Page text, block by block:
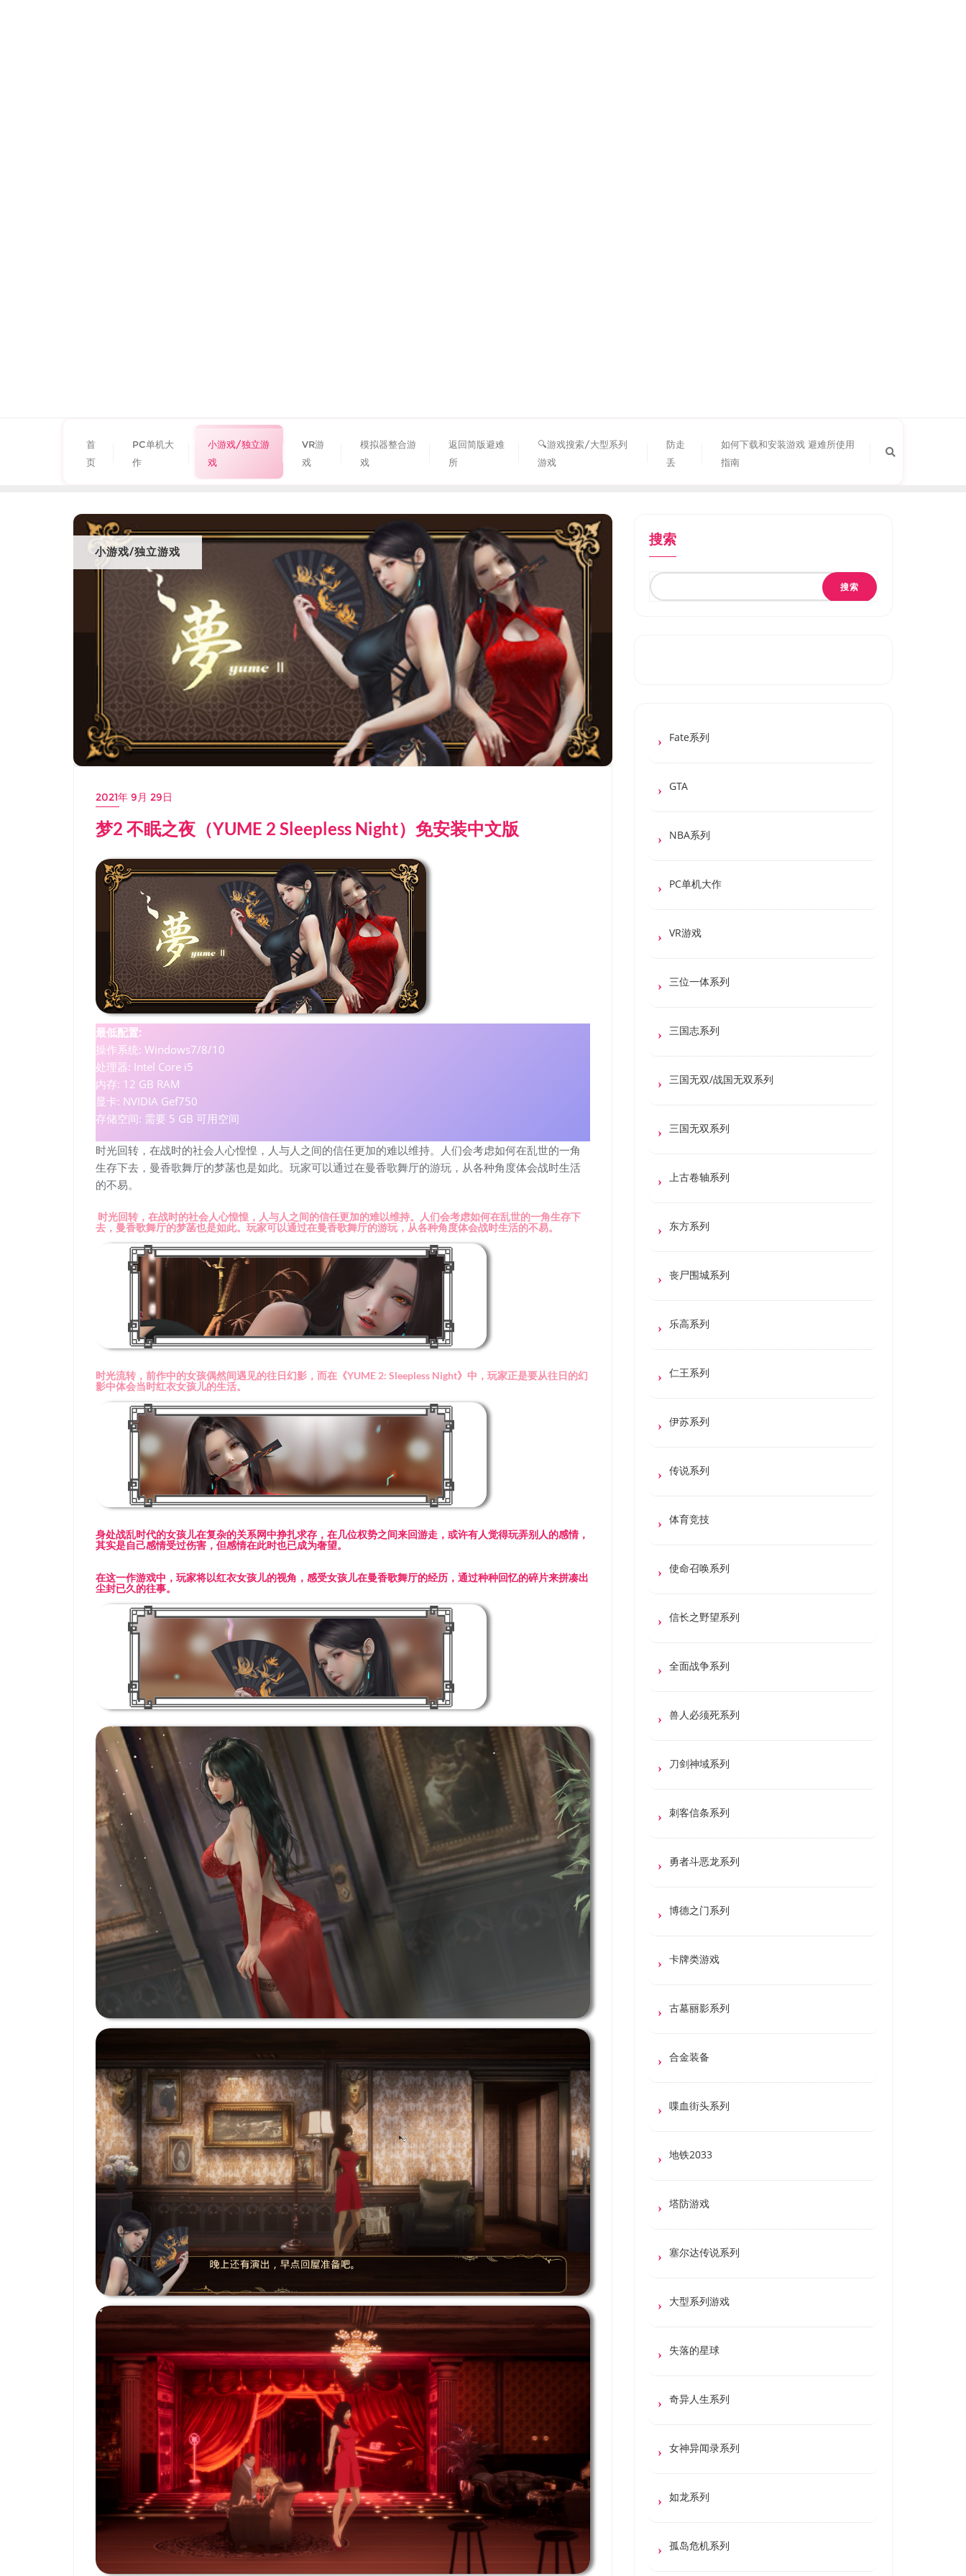
首
页
PC单机大
作
小游戏/独立游
戏
VR游
戏
模拟器整合游
戏
返回简版避难
所
🔍游戏搜索/大型系列
游戏
防走
丢
如何下载和安装游戏 避难所使用
指南
小游戏/独立游戏
2021年 9月 29日
梦2 不眠之夜（YUME 2 Sleepless Night）免安装中文版
最低配置:
操作系统: Windows7/8/10
处理器: Intel Core i5
内存: 12 GB RAM
显卡: NVIDIA Gef750
存储空间: 需要 5 GB 可用空间
时光回转，在战时的社会人心惶惶，人与人之间的信任更加的难以维持。人们会考虑如何在乱世的一角
生存下去，曼香歌舞厅的梦菡也是如此。玩家可以通过在曼香歌舞厅的游玩，从各种角度体会战时生活
的不易。
时光回转，在战时的社会人心惶惶，人与人之间的信任更加的难以维持。人们会考虑如何在乱世的一角生存下
去，曼香歌舞厅的梦菡也是如此。玩家可以通过在曼香歌舞厅的游玩，从各种角度体会战时生活的不易。
时光流转，前作中的女孩偶然间遇见的往日幻影，而在《YUME 2: Sleepless Night》中，玩家正是要从往日的幻
影中体会当时红衣女孩儿的生活。
身处战乱时代的女孩儿在复杂的关系网中挣扎求存，在几位权势之间来回游走，或许有人觉得玩弄别人的感情，
其实是自己感情受过伤害，但感情在此时也已成为奢望。
在这一作游戏中，玩家将以红衣女孩儿的视角，感受女孩儿在曼香歌舞厅的经历，通过种种回忆的碎片来拼凑出
尘封已久的往事。
搜索
搜索
Fate系列
GTA
NBA系列
PC单机大作
VR游戏
三位一体系列
三国志系列
三国无双/战国无双系列
三国无双系列
上古卷轴系列
东方系列
丧尸围城系列
乐高系列
仁王系列
伊苏系列
传说系列
体育竞技
使命召唤系列
信长之野望系列
全面战争系列
兽人必须死系列
刀剑神域系列
刺客信条系列
勇者斗恶龙系列
博德之门系列
卡牌类游戏
古墓丽影系列
合金装备
喋血街头系列
地铁2033
塔防游戏
塞尔达传说系列
大型系列游戏
失落的星球
奇异人生系列
女神异闻录系列
如龙系列
孤岛危机系列